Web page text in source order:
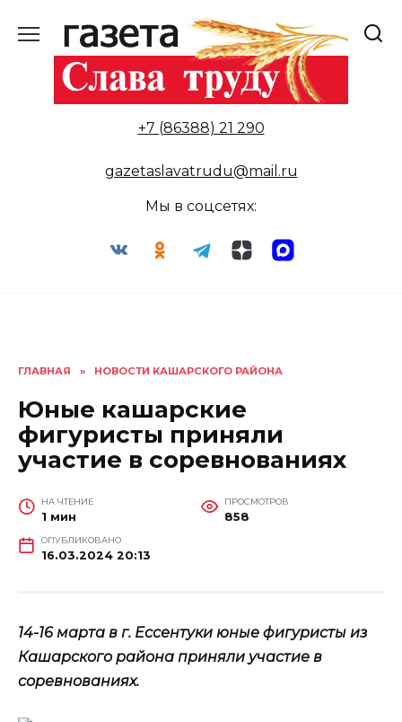
содержанию
+7 (86388) 21 290
gazetaslavatrudu@mail.ru
Мы в соцсетях:
ГЛАВНАЯ » НОВОСТИ КАШАРСКОГО РАЙОНА
Юные кашарские
фигуристы приняли
участие в соревнованиях
НА ЧТЕНИЕ
1 мин
ПРОСМОТРОВ
858
ОПУБЛИКОВАНО
16.03.2024 20:13
14-16 марта в г. Ессентуки юные фигуристы из
Кашарского района приняли участие в
соревнованиях.